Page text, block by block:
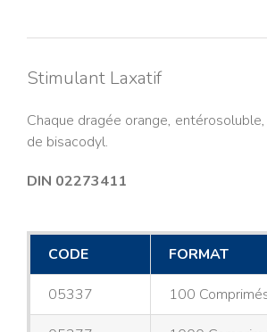
Stimulant Laxatif
Chaque dragée orange,
de bisacodyl.
DIN 02273411
CODE FORMAT
05337 100